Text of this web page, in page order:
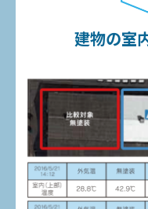
建物の室